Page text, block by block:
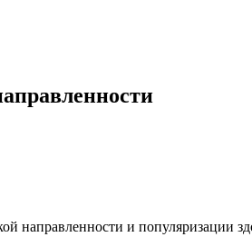
направленности и популяризации